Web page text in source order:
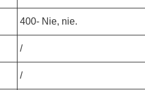
400- Nie, nie.
/
/